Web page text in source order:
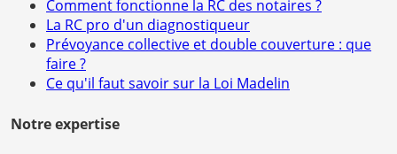
Comment fonctionne la RC des notaires ?
La RC pro d'un diagnostiqueur
Prévoyance collective et double couverture : que
faire ?
Ce qu'il faut savoir sur la Loi Madelin
Notre expertise